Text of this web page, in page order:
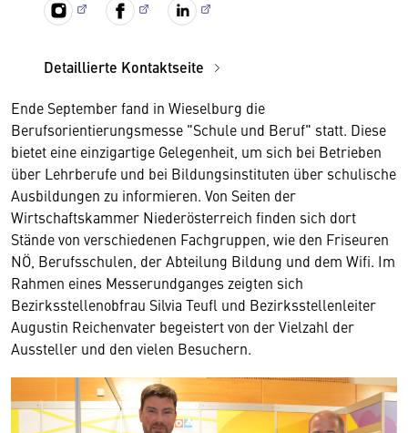
Detaillierte Kontaktseite
Ende September fand in Wieselburg die
Berufsorientierungsmesse "Schule und Beruf" statt. Diese
bietet eine einzigartige Gelegenheit, um sich bei Betrieben
über Lehrberufe und bei Bildungsinstituten über schulische
Ausbildungen zu informieren. Von Seiten der
Wirtschaftskammer Niederösterreich finden sich dort
Stände von verschiedenen Fachgruppen, wie den Friseuren
NÖ, Berufsschulen, der Abteilung Bildung und dem Wifi. Im
Rahmen eines Messerundganges zeigten sich
Bezirksstellenobfrau Silvia Teufl und Bezirksstellenleiter
Augustin Reichenvater begeistert von der Vielzahl der
Aussteller und den vielen Besuchern.